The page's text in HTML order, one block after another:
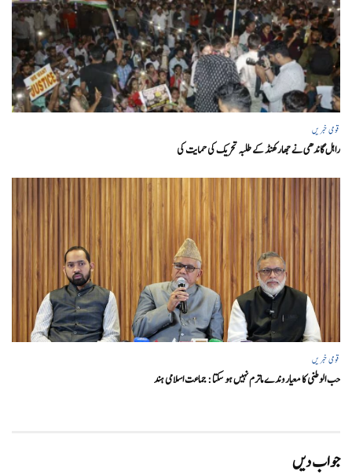
قومی خبریں
راہل گاندھی نے جھارکھنڈ کے طلبہ تحریک کی حمایت کی
قومی خبریں
حب الوطنی کا معیار وندے ماترم نہیں ہو سکتا : جماعت اسلامی ہند
جواب دیں